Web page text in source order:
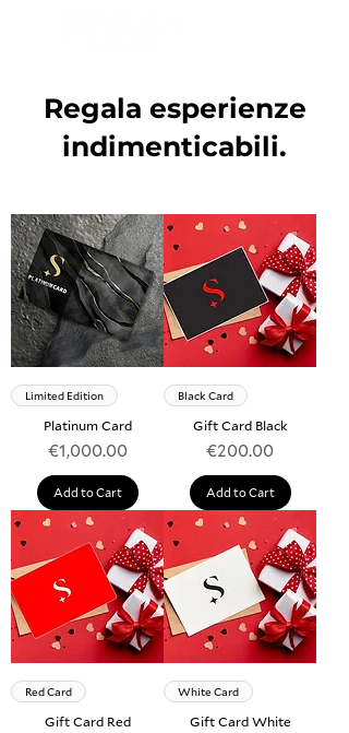
Regala esperienze
indimenticabili.
Limited Edition
Platinum Card
Price
€1,000.00
Add to Cart
Black Card
Gift Card Black
Price
€200.00
Add to Cart
Red Card
Gift Card Red
White Card
Gift Card White